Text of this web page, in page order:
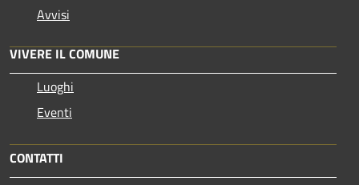
Avvisi
VIVERE IL COMUNE
Luoghi
Eventi
CONTATTI